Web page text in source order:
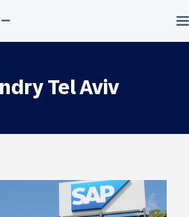
Tel Aviv